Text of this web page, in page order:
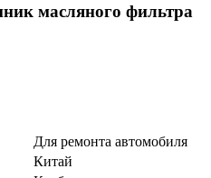
масляного фильтра
Для ремонта автомобиля
Китай